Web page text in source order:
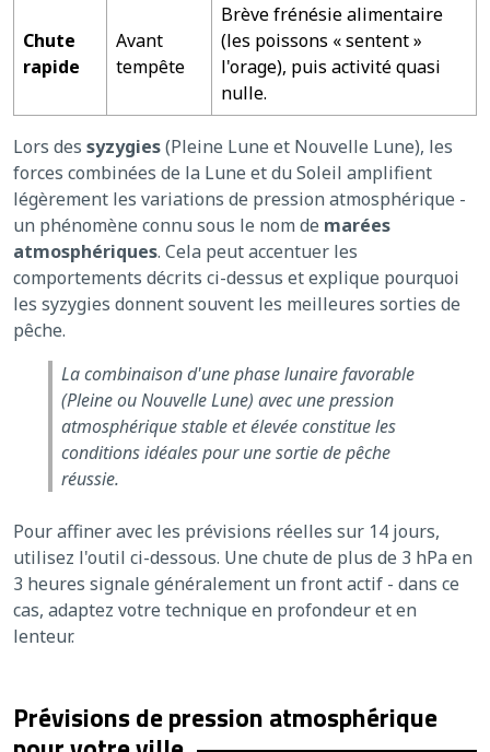
Chute
rapide
Avant
tempête
Brève frénésie alimentaire
(les poissons « sentent »
l'orage), puis activité quasi
nulle.
Lors des syzygies(Pleine Lune et Nouvelle Lune), les
forces combinées de la Lune et du Soleil amplifient
légèrement les variations de pression atmosphérique -
un phénomène connu sous le nom de marées
atmosphériques. Cela peut accentuer les
comportements décrits ci-dessus et explique pourquoi
les syzygies donnent souvent les meilleures sorties de
pêche.
La combinaison d'une phase lunaire favorable
(Pleine ou Nouvelle Lune) avec une pression
atmosphérique stable et élevée constitue les
conditions idéales pour une sortie de pêche
réussie.
Pour affiner avec les prévisions réelles sur 14 jours,
utilisez l'outil ci-dessous. Une chute de plus de 3 hPa en
3 heures signale généralement un front actif - dans ce
cas, adaptez votre technique en profondeur et en
lenteur.
Prévisions de pression atmosphérique